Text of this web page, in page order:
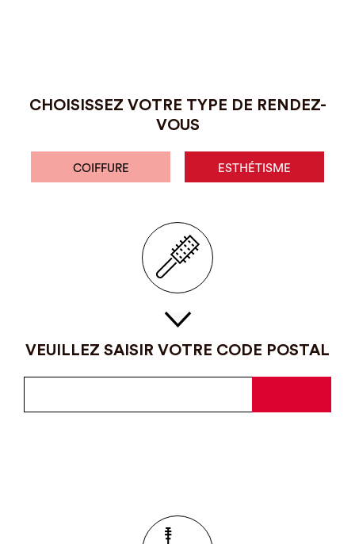
CHOISISSEZ VOTRE TYPE DE RENDEZ-
VOUS
COIFFURE ESTHÉTISME
VEUILLEZ SAISIR VOTRE CODE POSTAL